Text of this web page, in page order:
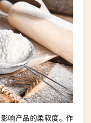
响产品的柔软度。作